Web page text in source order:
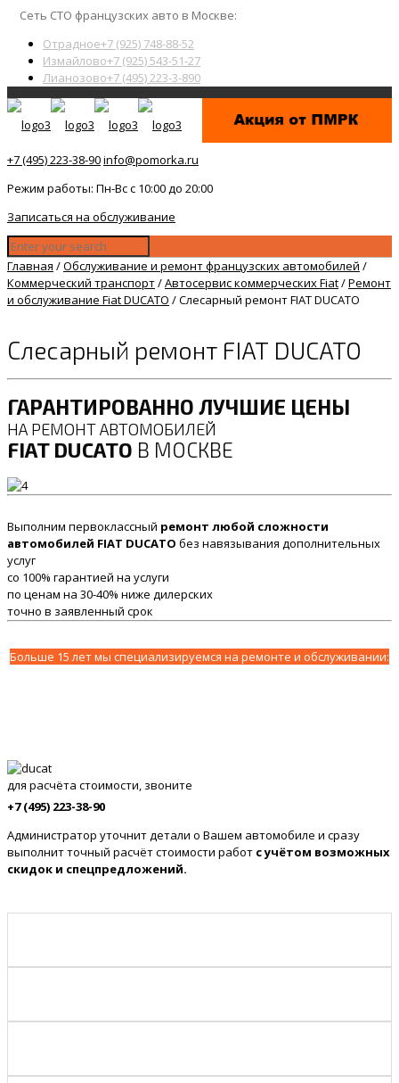
Сеть СТО французских авто в Москве:
Отрадное+7 (925) 748-88-52
Измайлово+7 (925) 543-51-27
Лианозово+7 (495) 223-3-890
+7 (495) 223-38-90info@pomorka.ru
Режим работы: Пн-Вс с 10:00 до 20:00
Записаться на обслуживание
Главная /Обслуживание и ремонт французских автомобилей /
Коммерческий транспорт/Автосервис коммерческих Fiat/Ремонт
и обслуживание Fiat DUCATO /Слесарный ремонт FIAT DUCATO
Слесарный ремонт FIAT DUCATO
ГАРАНТИРОВАННО ЛУЧШИЕ ЦЕНЫ
НА РЕМОНТ АВТОМОБИЛЕЙ
FIAT DUCATO В МОСКВЕ
Выполним первоклассный ремонт любой сложности
автомобилей FIAT DUCATO без навязывания дополнительных
услуг
со 100% гарантией на услуги
по ценам на 30-40% ниже дилерских
точно в заявленный срок
Больше 15 лет мы специализируемся на ремонте и обслуживании:
для расчёта стоимости, звоните
+7 (495) 223-38-90
Администратор уточнит детали о Вашем автомобиле и сразу
выполнит точный расчёт стоимости работ с учётом возможных
скидок и спецпредложений.